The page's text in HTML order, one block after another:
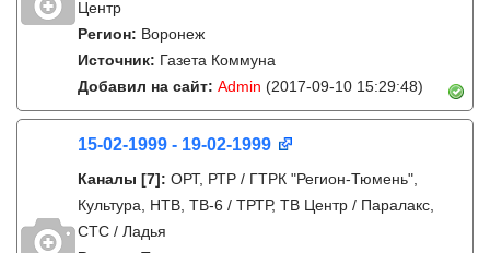
Центр
Регион: Воронеж
Источник: Газета Коммуна
Добавил на сайт: Admin (2017-09-10 15:29:48)
15-02-1999 - 19-02-1999
Каналы [7]: ОРТ, РТР / ГТРК "Регион-Тюмень",
Культура, НТВ, ТВ-6 / ТРТР, ТВ Центр / Паралакс,
СТС / Ладья